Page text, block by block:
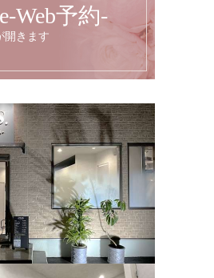
Web予約-
開きます